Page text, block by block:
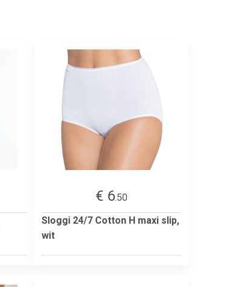
€ 6.50
Sloggi 24/7 Cotton H maxi slip,
wit